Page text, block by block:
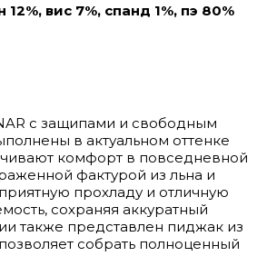
12%, вис 7%, спанд 1%, пэ 80%
с защипами и свободным
в актуальном оттенке
комфорт в повседневной
фактурой из льна и
прохладу и отличную
сохраняя аккуратный
также представлен пиджак из
собрать полноценный